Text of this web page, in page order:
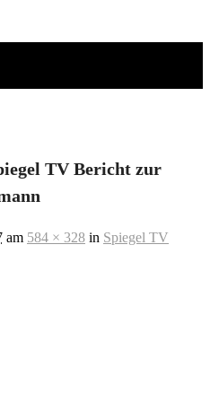
TV Bericht zur
am 584 × 328 in Spiegel TV